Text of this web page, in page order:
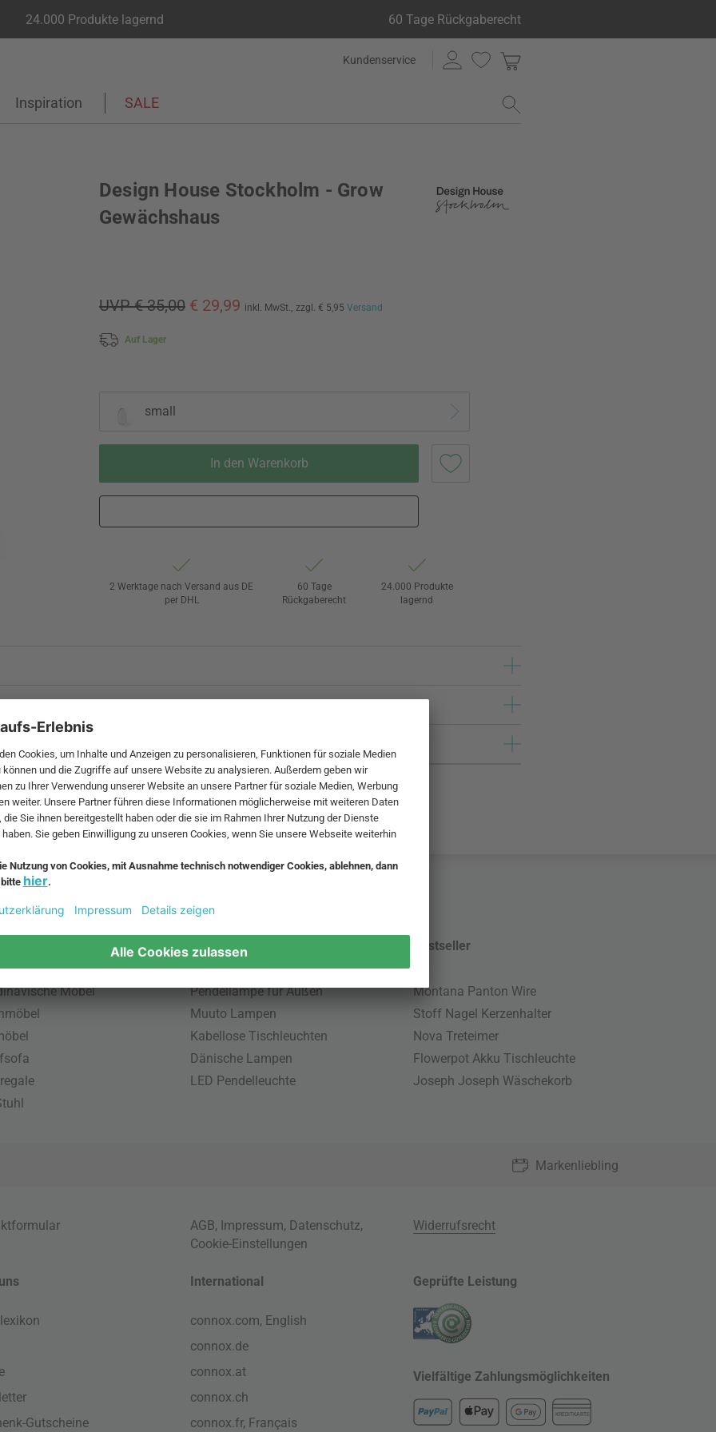
24.000 Produkte lagernd 60 Tage Rückgaberecht
Kundenservice
Inspiration SALE
Design House Stockholm - Grow
Gewächshaus
UVP € 35,00 € 29,99 inkl. MwSt., zzgl. € 5,95 Versand
Auf Lager
small
In den Warenkorb
2 Werktage nach Versand aus DE
per DHL
60 Tage
Rückgaberecht
24.000 Produkte
lagernd
und zzgl.
Möbel
Beliebte Leuchten
Pendellampe für Außen
Muuto Lampen
Kabellose Tischleuchten
Dänische Lampen
LED Pendelleuchte
Bestseller
Montana Panton Wire
Stoff Nagel Kerzenhalter
Nova Treteimer
Flowerpot Akku Tischleuchte
Joseph Joseph Wäschekorb
Markenliebling
AGB, Impressum, Datenschutz,
Cookie-Einstellungen
Widerrufsrecht
Gutscheine
International
connox.com, English
connox.de
connox.at
connox.ch
connox.fr, Français
Geprüfte Leistung
Vielfältige Zahlungsmöglichkeiten
KREDITKARTE